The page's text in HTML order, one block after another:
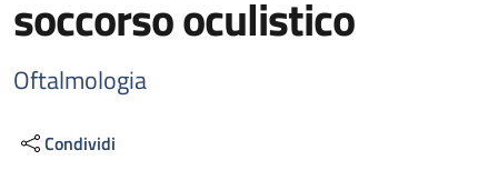
soccorso oculistico
Oftalmologia
Condividi